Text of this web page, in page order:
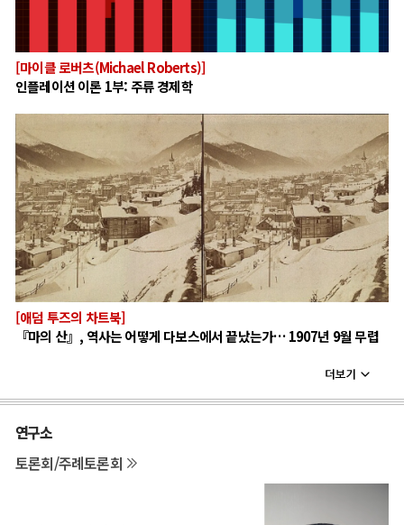
[마이클 로버츠(Michael Roberts)]
인플레이션 이론 1부: 주류 경제학
[애덤 투즈의 차트북]
『마의 산』, 역사는 어떻게 다보스에서 끝났는가… 1907년 9월 무렵
연구소
토론회/주례토론회